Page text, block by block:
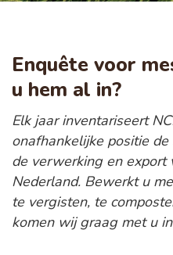
Enquête voor
u hem al in?
Elk jaar inventariseert
onafhankelijke positie
de verwerking en export
Nederland. Bewerkt u
te vergisten, te
komen wij graag met u